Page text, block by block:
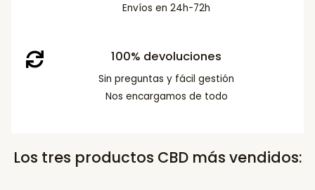
Envíos en 24h-72h
100% devoluciones
Sin preguntas y fácil gestión
Nos encargamos de todo
Los tres productos CBD más vendidos: